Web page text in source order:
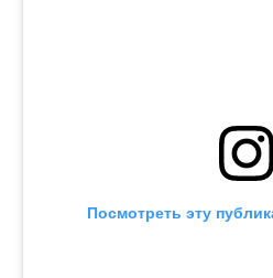
Посмотреть эту